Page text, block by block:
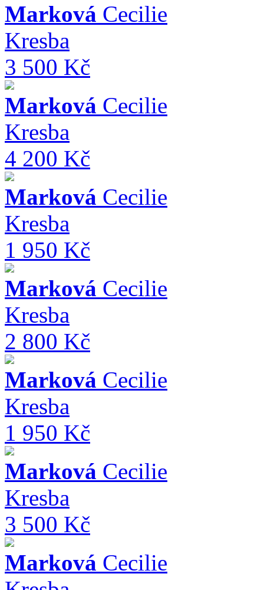
Marková Cecilie
Kresba
3 500 Kč
Marková Cecilie
Kresba
4 200 Kč
Marková Cecilie
Kresba
1 950 Kč
Marková Cecilie
Kresba
2 800 Kč
Marková Cecilie
Kresba
1 950 Kč
Marková Cecilie
Kresba
3 500 Kč
Marková Cecilie